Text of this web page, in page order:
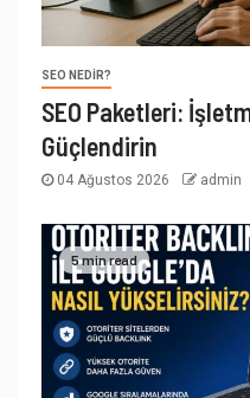
SEO NEDIR?
SEO Paketleri:
Güçlendirin
04 Ağustos 2026 admin
5 min read